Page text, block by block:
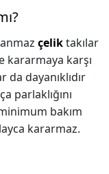
çeliktakılar
kararmaya karşı
da dayanıklıdır
parlaklığını
bakım
kararmaz.